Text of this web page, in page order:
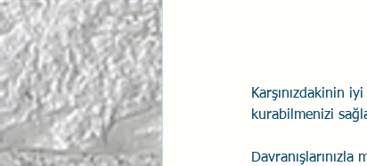
Karşınızdakinin
kurabilmenizi